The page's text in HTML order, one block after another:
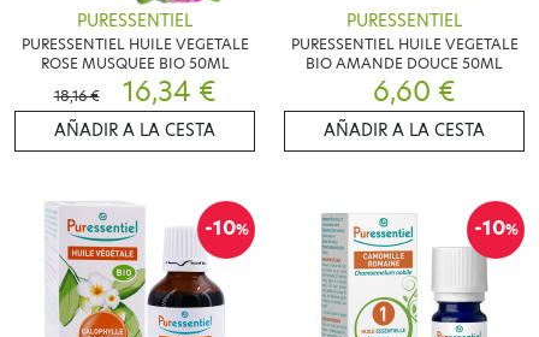
PURESSENTIEL
PURESSENTIEL HUILE VEGETALE
ROSE MUSQUEE BIO 50ML
18,16 €
16,34 €
AÑADIR A LA CESTA
PURESSENTIEL
PURESSENTIEL HUILE VEGETALE
BIO AMANDE DOUCE 50ML
6,60 €
AÑADIR A LA CESTA
-10% -10%